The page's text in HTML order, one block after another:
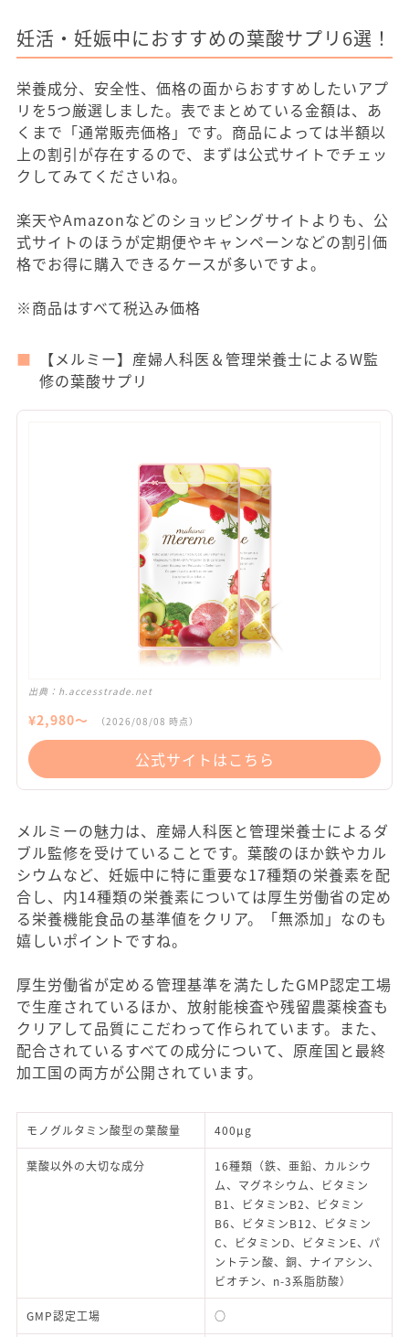
妊活・妊娠中におすすめの葉酸サプリ6選！
栄養成分、安全性、価格の面からおすすめしたいアプ
リを5つ厳選しました。表でまとめている金額は、あ
くまで「通常販売価格」です。商品によっては半額以
上の割引が存在するので、まずは公式サイトでチェッ
クしてみてくださいね。
楽天やAmazonなどのショッピングサイトよりも、公
式サイトのほうが定期便やキャンペーンなどの割引価
格でお得に購入できるケースが多いですよ。
※商品はすべて税込み価格
【メルミー】産婦人科医＆管理栄養士によるW監
修の葉酸サプリ
出典： h.accesstrade.net
¥2,980〜 （2026/08/08 時点）
公式サイトはこちら
メルミーの魅力は、産婦人科医と管理栄養士によるダ
ブル監修を受けていることです。葉酸のほか鉄やカル
シウムなど、妊娠中に特に重要な17種類の栄養素を配
合し、内14種類の栄養素については厚生労働省の定め
る栄養機能食品の基準値をクリア。「無添加」なのも
嬉しいポイントですね。
厚生労働省が定める管理基準を満たしたGMP認定工場
で生産されているほか、放射能検査や残留農薬検査も
クリアして品質にこだわって作られています。また、
配合されているすべての成分について、原産国と最終
加工国の両方が公開されています。
モノグルタミン酸型の葉酸量 400μg
葉酸以外の大切な成分
16種類（鉄、亜鉛、カルシウ
ム、マグネシウム、ビタミン
B1、ビタミンB2、ビタミン
B6、ビタミンB12、ビタミン
C、ビタミンD、ビタミンE、パ
ントテン酸、銅、ナイアシン、
ビオチン、n-3系脂肪酸）
GMP認定工場 ○